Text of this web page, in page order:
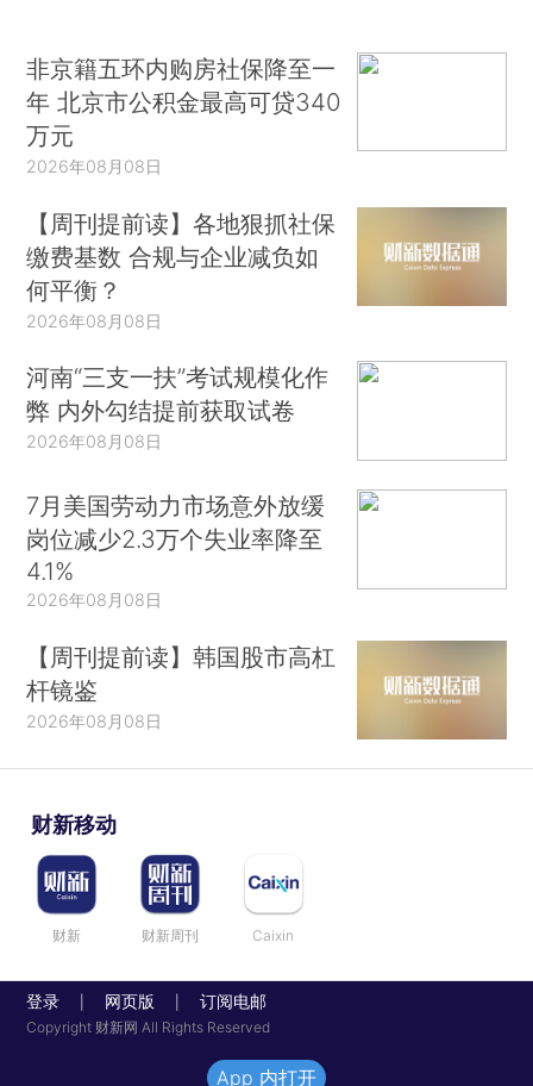
非京籍五环内购房社保降至一
年 北京市公积金最高可贷340
万元
2026年08月08日
【周刊提前读】各地狠抓社保
缴费基数 合规与企业减负如
何平衡？
2026年08月08日
河南“三支一扶”考试规模化作
弊 内外勾结提前获取试卷
2026年08月08日
7月美国劳动力市场意外放缓
岗位减少2.3万个失业率降至
4.1%
2026年08月08日
【周刊提前读】韩国股市高杠
杆镜鉴
2026年08月08日
财新移动
财新 财新周刊 Caixin
登录 网页版 订阅电邮
Copyright 财新网 All Rights Reserved
App 内打开